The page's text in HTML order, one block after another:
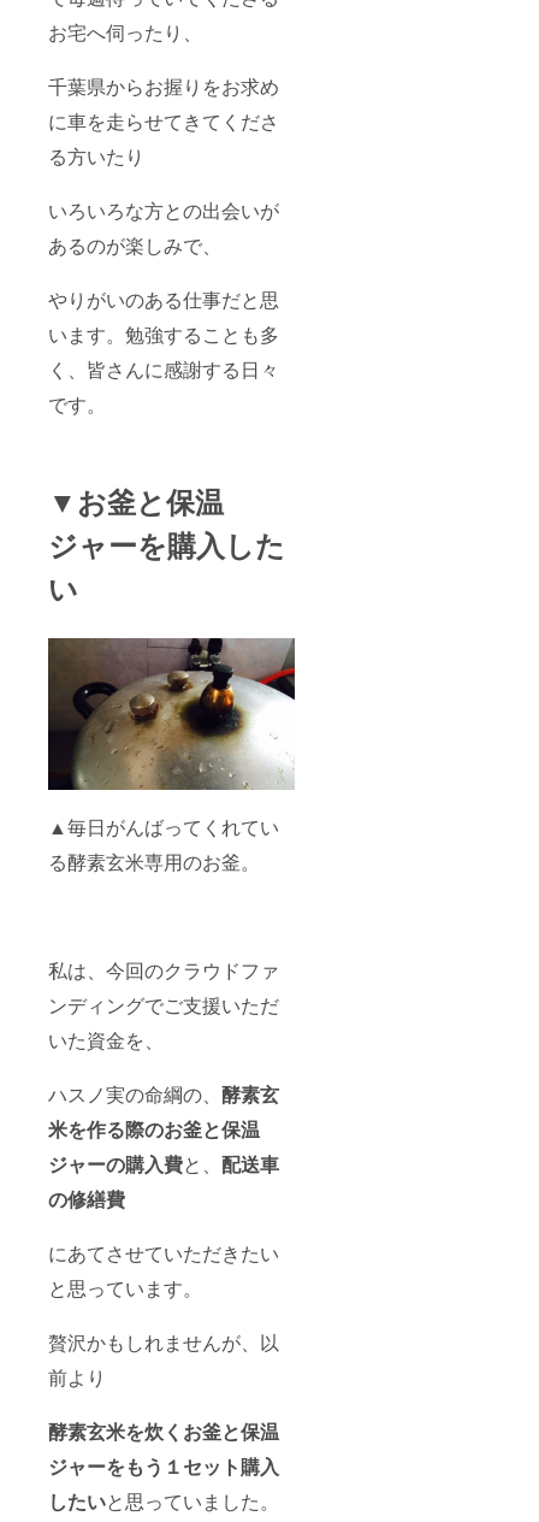
お宅へ伺ったり、
千葉県からお握りをお求め
に車を走らせてきてくださ
る方いたり
いろいろな方との出会いが
あるのが楽しみで、
やりがいのある仕事だと思
います。勉強することも多
く、皆さんに感謝する日々
です。
▼お釜と保温
ジャーを購入した
い
▲毎日がんばってくれてい
る酵素玄米専用のお釜。
私は、今回のクラウドファ
ンディングでご支援いただ
いた資金を、
ハスノ実の命綱の、 酵素玄
米を作る際のお釜と保温
ジャーの購入費と、 配送車
の修繕費
にあてさせていただきたい
と思っています。
贅沢かもしれませんが、以
前より
酵素玄米を炊くお釜と保温
ジャーをもう１セット購入
したいと思っていました。